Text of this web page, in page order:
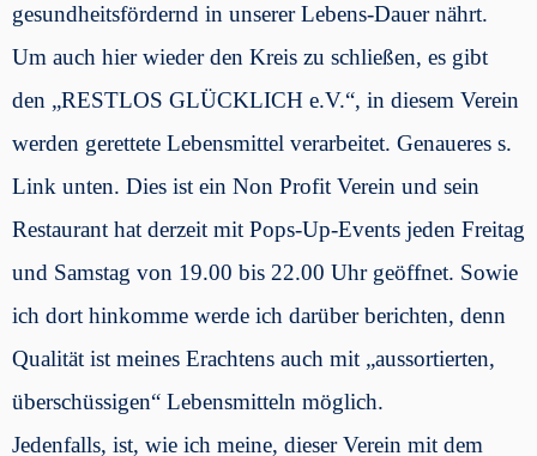
gesundheitsfördernd in unserer Lebens-Dauer nährt.
Um auch hier wieder den Kreis zu schließen, es gibt
den „RESTLOS GLÜCKLICH e.V.“, in diesem Verein
werden gerettete Lebensmittel verarbeitet. Genaueres s.
Link unten. Dies ist ein Non Profit Verein und sein
Restaurant hat derzeit mit Pops-Up-Events jeden Freitag
und Samstag von 19.00 bis 22.00 Uhr geöffnet. Sowie
ich dort hinkomme werde ich darüber berichten, denn
Qualität ist meines Erachtens auch mit „aussortierten,
überschüssigen“ Lebensmitteln möglich.
Jedenfalls, ist, wie ich meine, dieser Verein mit dem